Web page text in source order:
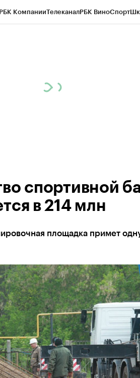
РБК КомпанииТелеканалРБК ВиноСпорт
спортивной
в 214 млн
площадка примет